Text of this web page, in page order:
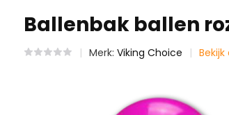
Ballenbak ballen
Merk: Viking Choice